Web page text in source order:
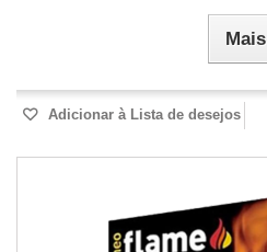
Mais
Adicionar à Lista de desejos